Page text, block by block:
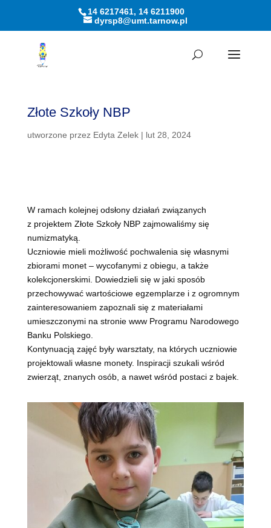
Otwórz pasek narzędzi
14 6217461, 14 6211900
dyrsp8@umt.tarnow.pl
Złote Szkoły NBP
utworzone przez Edyta Zelek| lut 28, 2024
W ramach kolejnej odsłony działań związanych
z projektem Złote Szkoły NBP zajmowaliśmy się
numizmatyką.
Uczniowie mieli możliwość pochwalenia się własnymi
zbiorami monet – wycofanymi z obiegu, a także
kolekcjonerskimi. Dowiedzieli się w jaki sposób
przechowywać wartościowe egzemplarze i z ogromnym
zainteresowaniem zapoznali się z materiałami
umieszczonymi na stronie www Programu Narodowego
Banku Polskiego.
Kontynuacją zajęć były warsztaty, na których uczniowie
projektowali własne monety. Inspiracji szukali wśród
zwierząt, znanych osób, a nawet wśród postaci z bajek.